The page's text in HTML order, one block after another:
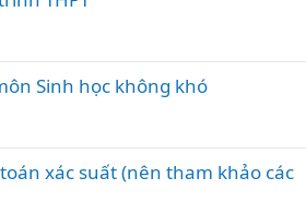
Sinh học không khó
xác suất (nên tham khảo các